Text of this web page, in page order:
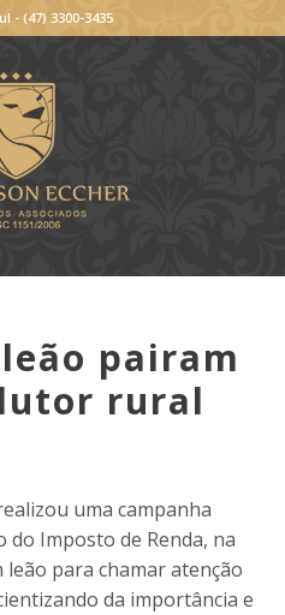
-(47) 3300-3435
pairam
rural
uma campanha
Imposto de Renda, na
para chamar atenção
da importância e